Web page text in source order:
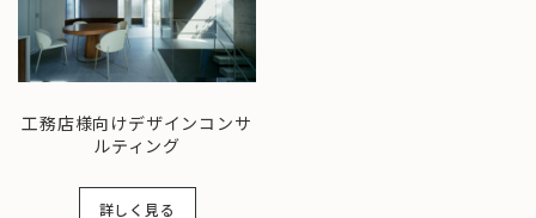
工務店様向けデザインコンサ
ルティング
詳しく見る